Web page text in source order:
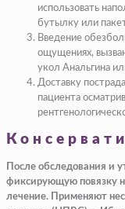
использовать
бутылку или
Введение
ощущениях,
укол Анальгина
Доставку
пациента
После обследования и
фиксирующую повязку
лечение. Применяют